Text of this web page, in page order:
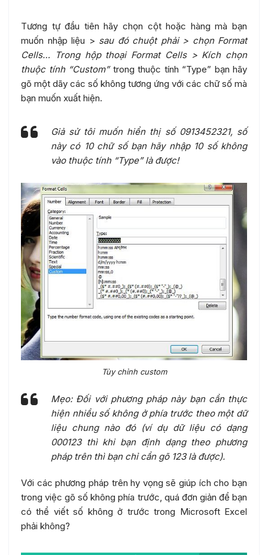
Tương tự đầu tiên hãy chọn cột hoặc hàng mà bạn
muốn nhập liệu > sau đó chuột phải > chọn Format
Cells… Trong hộp thoại Format Cells > Kích chọn
thuộc tính “Custom”trong thuộc tính “Type” bạn hãy
gõ một dãy các số không tương ứng với các chữ số mà
bạn muốn xuất hiện.
Giả sử tôi muốn hiển thị số 0913452321, số
này có 10 chữ số bạn hãy nhập 10 số không
vào thuộc tính “Type” là được!
Tùy chỉnh custom
Mẹo: Đối với phương pháp này bạn cần thực
hiện nhiều số không ở phía trước theo một dữ
liệu chung nào đó (ví dụ dữ liệu có dạng
000123 thì khi bạn định dạng theo phương
pháp trên thì bạn chỉ cần gõ 123 là được).
Với các phương pháp trên hy vọng sẽ giúp ích cho bạn
trong việc gõ số không phía trước, quá đơn giản để bạn
có thể viết số không ở trước trong Microsoft Excel
phải không?